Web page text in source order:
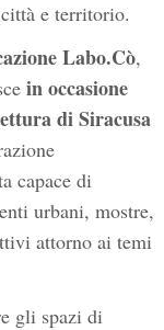
e territorio.
Labo.Cò,
in occasione
di Siracusa
capace di
urbani, mostre,
attorno ai temi
gli spazi di